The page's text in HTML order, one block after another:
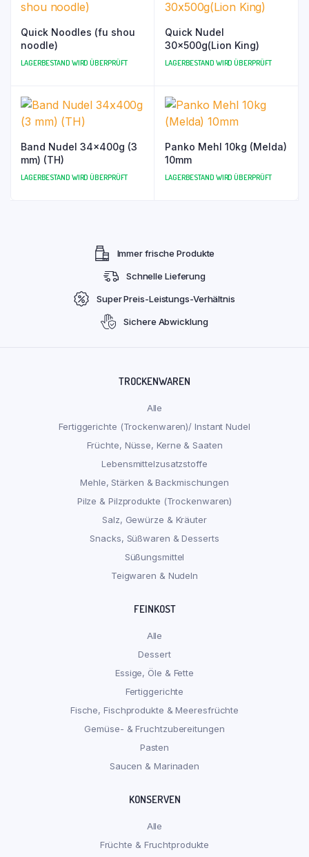
Quick Noodles (fu shou
noodle)
LAGERBESTAND WIRD ÜBERPRÜFT
Quick Nudel
30x500g(Lion King)
LAGERBESTAND WIRD ÜBERPRÜFT
Band Nudel 34x400g (3
mm) (TH)
LAGERBESTAND WIRD ÜBERPRÜFT
Panko Mehl 10kg (Melda)
10mm
LAGERBESTAND WIRD ÜBERPRÜFT
Immer frische Produkte
Schnelle Lieferung
Super Preis-Leistungs-Verhältnis
Sichere Abwicklung
TROCKENWAREN
Alle
Fertiggerichte (Trockenwaren)/ Instant Nudel
Früchte, Nüsse, Kerne & Saaten
Lebensmittelzusatzstoffe
Mehle, Stärken & Backmischungen
Pilze & Pilzprodukte (Trockenwaren)
Salz, Gewürze & Kräuter
Snacks, Süßwaren & Desserts
Süßungsmittel
Teigwaren & Nudeln
FEINKOST
Alle
Dessert
Essige, Öle & Fette
Fertiggerichte
Fische, Fischprodukte & Meeresfrüchte
Gemüse- & Fruchtzubereitungen
Pasten
Saucen & Marinaden
KONSERVEN
Alle
Früchte & Fruchtprodukte